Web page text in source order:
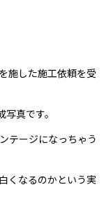
施した施工依頼を受
真です。
テージになっちゃう
くなるのかという実